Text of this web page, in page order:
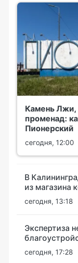
Камень
променад:
Пионерский
сегодня, 12:00
В
из магазина
сегодня, 13:18
Экспертиза
сегодня, 17:28